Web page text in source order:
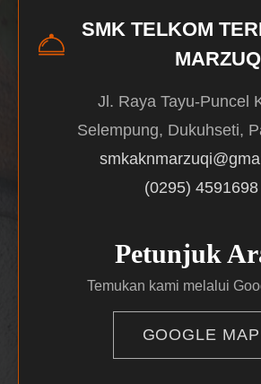
SMK TELKOM
Jl. Raya Tayu-Puncel
Selempung, Dukuhseti,
(0295) 4591698
Petunjuk
Temukan kami melalui
GOOGLE MAP